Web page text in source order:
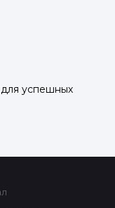
успешных